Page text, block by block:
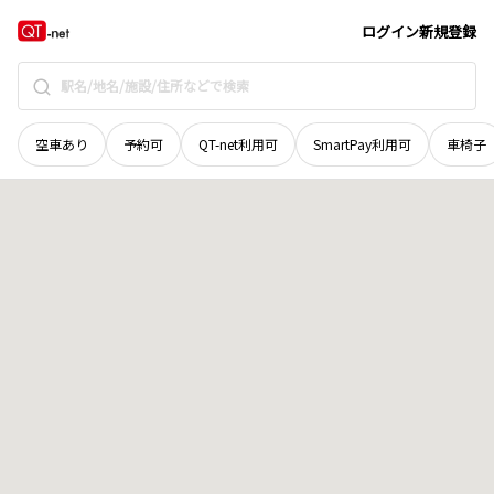
ログイン新規登録
空車あり 予約可 QT-net利用可 SmartPay利用可 車椅子
石川県